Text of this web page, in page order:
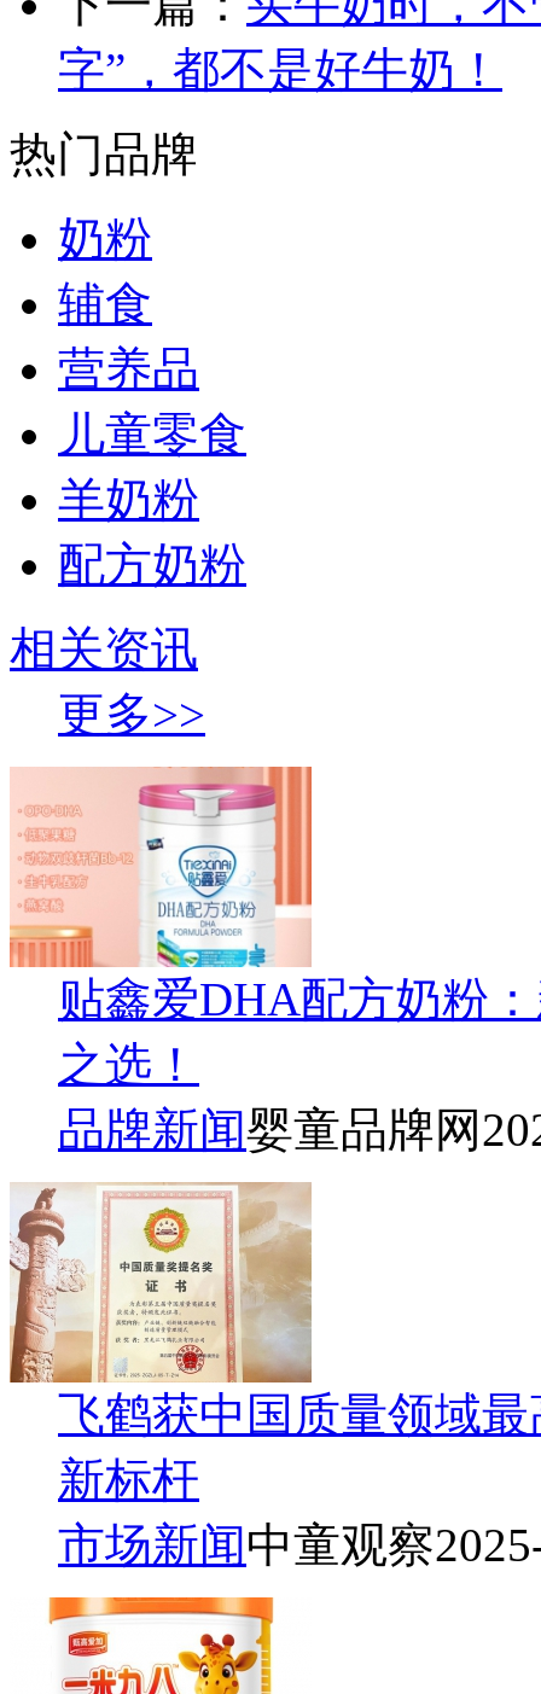
字”，都不是好牛奶！
热门品牌
奶粉
辅食
营养品
儿童零食
羊奶粉
配方奶粉
相关资讯
更多>>
贴鑫爱DHA配方奶粉
之选！
品牌新闻婴童品牌网
飞鹤获中国质量领域
新标杆
市场新闻中童观察